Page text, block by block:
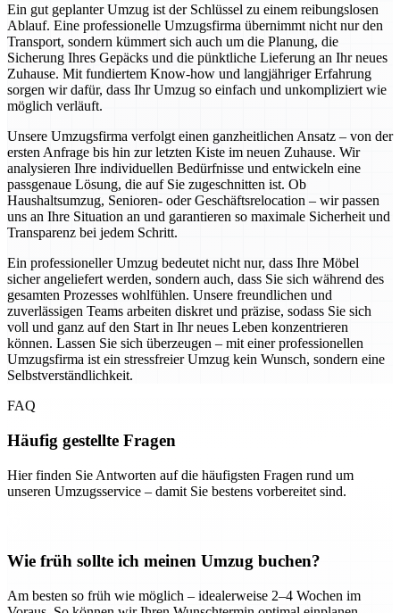
Ein gut geplanter Umzug ist der Schlüssel zu einem reibungslosen
Ablauf. Eine professionelle Umzugsfirma übernimmt nicht nur den
Transport, sondern kümmert sich auch um die Planung, die
Sicherung Ihres Gepäcks und die pünktliche Lieferung an Ihr neues
Zuhause. Mit fundiertem Know-how und langjähriger Erfahrung
sorgen wir dafür, dass Ihr Umzug so einfach und unkompliziert wie
möglich verläuft.
Unsere Umzugsfirma verfolgt einen ganzheitlichen Ansatz – von der
ersten Anfrage bis hin zur letzten Kiste im neuen Zuhause. Wir
analysieren Ihre individuellen Bedürfnisse und entwickeln eine
passgenaue Lösung, die auf Sie zugeschnitten ist. Ob
Haushaltsumzug, Senioren- oder Geschäftsrelocation – wir passen
uns an Ihre Situation an und garantieren so maximale Sicherheit und
Transparenz bei jedem Schritt.
Ein professioneller Umzug bedeutet nicht nur, dass Ihre Möbel
sicher angeliefert werden, sondern auch, dass Sie sich während des
gesamten Prozesses wohlfühlen. Unsere freundlichen und
zuverlässigen Teams arbeiten diskret und präzise, sodass Sie sich
voll und ganz auf den Start in Ihr neues Leben konzentrieren
können. Lassen Sie sich überzeugen – mit einer professionellen
Umzugsfirma ist ein stressfreier Umzug kein Wunsch, sondern eine
Selbstverständlichkeit.
FAQ
Häufig gestellte Fragen
Hier finden Sie Antworten auf die häufigsten Fragen rund um
unseren Umzugsservice – damit Sie bestens vorbereitet sind.
Wie früh sollte ich meinen Umzug buchen?
Am besten so früh wie möglich – idealerweise 2–4 Wochen im